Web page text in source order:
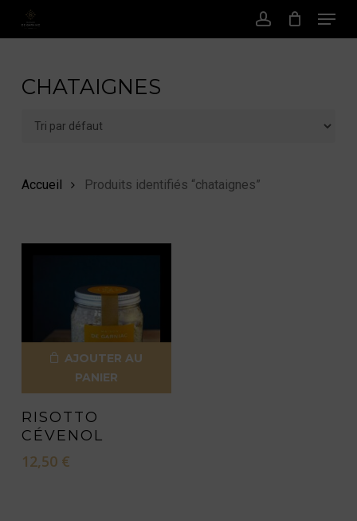
Passer
principal
Compte
Menu
CHATAIGNES
Accueil Produits identifiés “chataignes”
AJOUTER AU
PANIER
RISOTTO
CÉVENOL
12,50 €